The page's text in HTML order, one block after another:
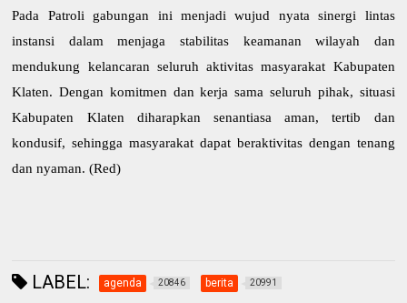
Pada Patroli gabungan ini menjadi wujud nyata sinergi lintas
instansi dalam menjaga stabilitas keamanan wilayah dan
mendukung kelancaran seluruh aktivitas masyarakat Kabupaten
Klaten. Dengan komitmen dan kerja sama seluruh pihak, situasi
Kabupaten Klaten diharapkan senantiasa aman, tertib dan
kondusif, sehingga masyarakat dapat beraktivitas dengan tenang
dan nyaman. (Red)
LABEL: agenda 20846 berita 20991